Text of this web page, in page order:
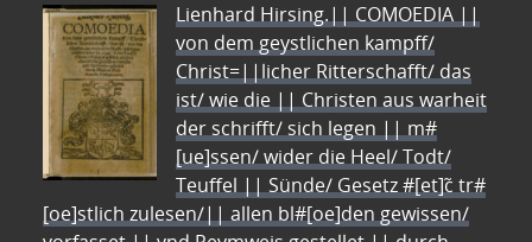
Lienhard Hirsing.|| COMOEDIA ||
von dem geystlichen kampff/
Christ=||licher Ritterschafft/ das
ist/ wie die || Christen aus warheit
der schrifft/ sich legen || m#
[ue]ssen/ wider die Heel/ Todt/
Teuffel || Sünde/ Gesetz #[et]c̃ tr#
[oe]stlich zulesen/|| allen bl#[oe]den gewissen/